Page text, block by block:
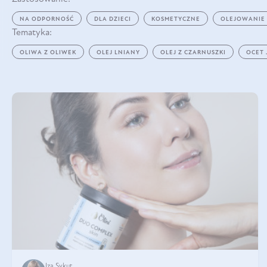
NA ODPORNOŚĆ DLA DZIECI KOSMETYCZNE OLEJOWANIE
Tematyka:
OLIWA Z OLIWEK OLEJ LNIANY OLEJ Z CZARNUSZKI OCET